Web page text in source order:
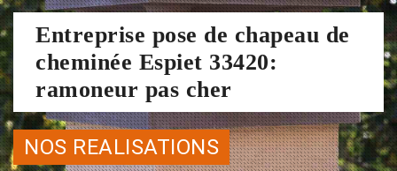
Entreprise pose de chapeau de
cheminée Espiet 33420:
ramoneur pas cher
NOS REALISATIONS